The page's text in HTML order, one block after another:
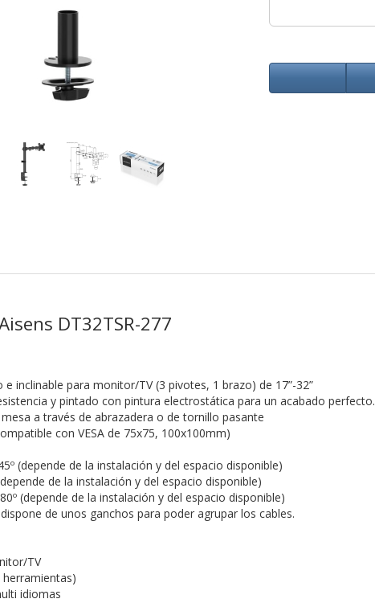
DT32TSR-277
inclinable para monitor/TV (3 pivotes, 1 brazo) de 17”-32”
y pintado con pintura electrostática para un acabado perfecto.
a través de abrazadera o de tornillo pasante
con VESA de 75x75, 100x100mm)
(depende de la instalación y del espacio disponible)
de la instalación y del espacio disponible)
(depende de la instalación y del espacio disponible)
de unos ganchos para poder agrupar los cables.
TV
idiomas